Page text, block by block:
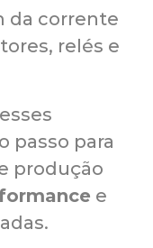
da corrente
relés e
passo para
produção
e